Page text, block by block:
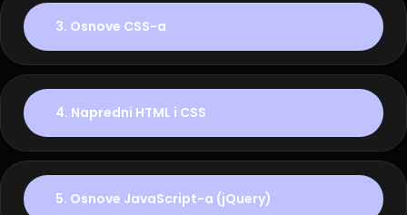
3. Osnove CSS-a
4. Napredni HTML i CSS
5. Osnove JavaScript-a (jQuery)